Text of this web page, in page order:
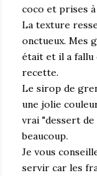
coco et prises
La texture
onctueux. Mes
était et il a fallu
recette.
Le sirop de
une jolie
vrai "dessert
beaucoup.
Je vous
servir car les